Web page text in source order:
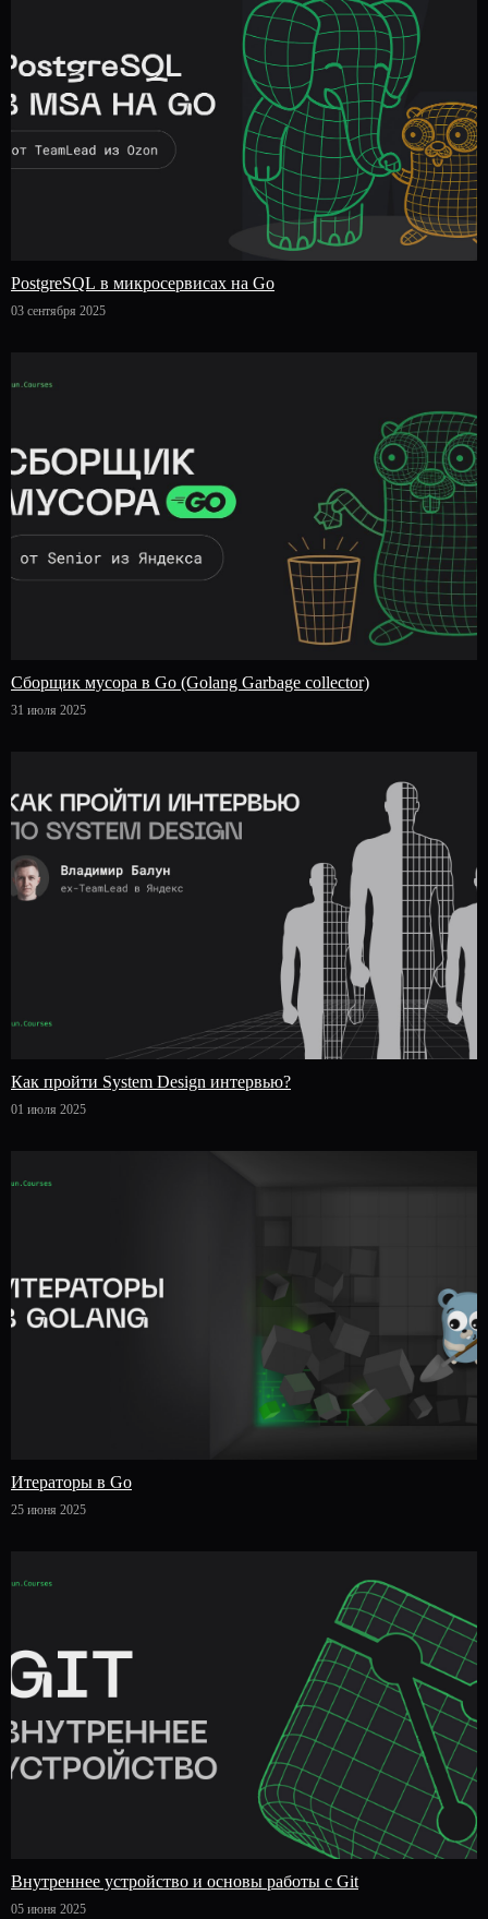
PostgreSQL в микросервисах на Go
03 сентября 2025
Сборщик мусора в Go (Golang Garbage collector)
31 июля 2025
Как пройти System Design интервью?
01 июля 2025
Итераторы в Go
25 июня 2025
Внутреннее устройство и основы работы с Git
05 июня 2025